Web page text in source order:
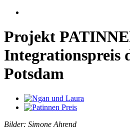
Projekt
Integrationspreis
Potsdam
Bilder: Simone Ahrend